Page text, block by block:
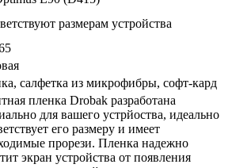
размерам устройства
салфетка из микрофибры, софт-кард
пленка Drobak разработана
для вашего устрйоства, идеально
его размеру и имеет
прорези. Пленка надежно
экран устройства от появления